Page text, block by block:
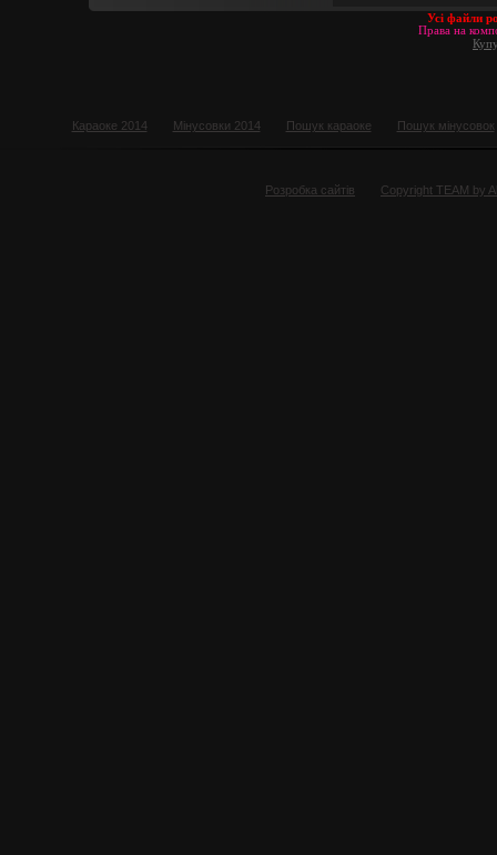
Усі файли
Права на
Караоке 2014 Мінусовки 2014 Пошук караоке Пошук мінусовок
Розробка сайтів Copyright TEAM by